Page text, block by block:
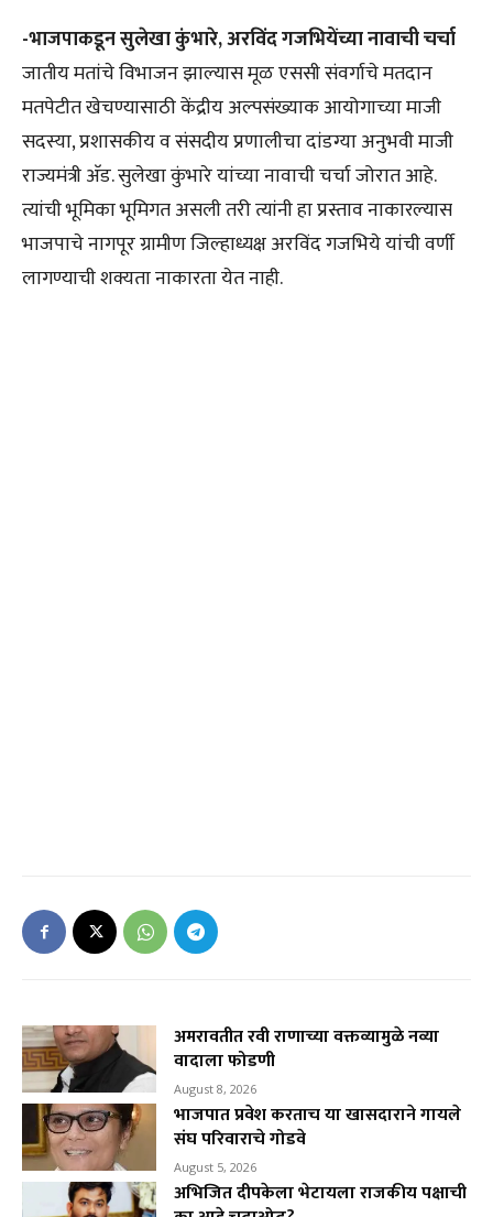
-भाजपाकडून सुलेखा कुंभारे, अरविंद गजभियेंच्या नावाची चर्चा
जातीय मतांचे विभाजन झाल्यास मूळ एससी संवर्गाचे मतदान
मतपेटीत खेचण्यासाठी केंद्रीय अल्पसंख्याक आयोगाच्या माजी
सदस्या, प्रशासकीय व संसदीय प्रणालीचा दांडग्या अनुभवी माजी
राज्यमंत्री अ‍ॅड. सुलेखा कुंभारे यांच्या नावाची चर्चा जोरात आहे.
त्यांची भूमिका भूमिगत असली तरी त्यांनी हा प्रस्ताव नाकारल्यास
भाजपाचे नागपूर ग्रामीण जिल्हाध्यक्ष अरविंद गजभिये यांची वर्णी
लागण्याची शक्यता नाकारता येत नाही.
अमरावतीत रवी राणाच्या वक्तव्यामुळे नव्या
वादाला फोडणी
August 8, 2026
भाजपात प्रवेश करताच या खासदाराने गायले
संघ परिवाराचे गोडवे
August 5, 2026
अभिजित दीपकेला भेटायला राजकीय पक्षाची